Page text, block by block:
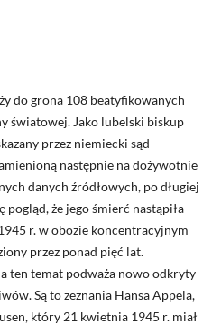
do grona 108 beatyfikowanych
światowej. Jako lubelski biskup
przez niemiecki sąd
następnie na dożywotnie
danych źródłowych, po długiej
że jego śmierć nastąpiła
r. w obozie koncentracyjnym
przez ponad pięć lat.
ten temat podważa nowo odkryty
Są to zeznania Hansa Appela,
który 21 kwietnia 1945 r. miał